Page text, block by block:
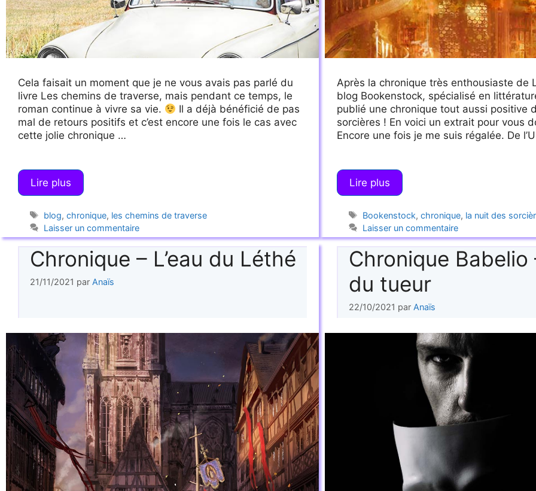
Cela faisait un moment que je ne vous avais pas parlé du
livre Les chemins de traverse, mais pendant ce temps, le
roman continue à vivre sa vie.
Il a déjà bénéficié de pas
mal de retours positifs et c’est encore une fois le cas avec
cette jolie chronique …
Lire plus
Étiquettes
blog,chronique, les chemins de traverse
Laisser un commentaire
Après la chronique très enthousiaste de
blog Bookenstock, spécialisé en
publié une chronique tout aussi positive
sorcières ! En voici un extrait pour vous
Encore une fois je me suis régalée. De
Lire plus
Étiquettes
Bookenstock, chronique, la nuit des
Laisser un commentaire
Chronique – L’eau du Léthé
21/11/2021 par Anaïs
Chronique Babelio
du tueur
22/10/2021 par Anaïs